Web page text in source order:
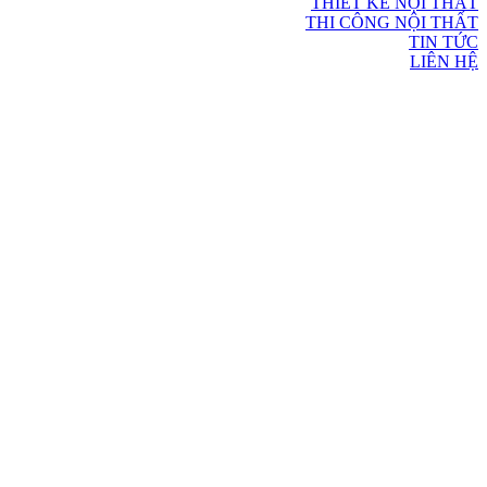
THI CÔNG NỘI THẤT
TIN TỨC
LIÊN HỆ